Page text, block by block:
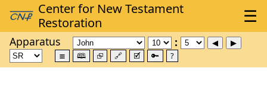
Apparatus
≣ 🕮 ⮺ 🔗 🗹 🔑 ?